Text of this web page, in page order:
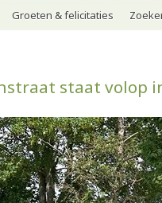
Groeten & felicitaties
staat volop